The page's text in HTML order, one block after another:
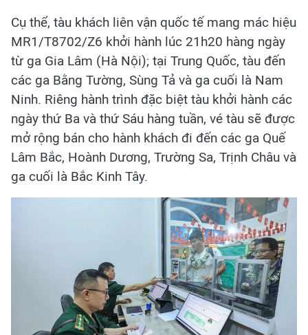
Cụ thể, tàu khách liên vận quốc tế mang mác hiệu
MR1/T8702/Z6 khởi hành lúc 21h20 hàng ngày
từ ga Gia Lâm (Hà Nội); tại Trung Quốc, tàu đến
các ga Bằng Tường, Sùng Tả và ga cuối là Nam
Ninh. Riêng hành trình đặc biệt tàu khởi hành các
ngày thứ Ba và thứ Sáu hàng tuần, vé tàu sẽ được
mở rộng bán cho hành khách đi đến các ga Quế
Lâm Bắc, Hoành Dương, Trường Sa, Trịnh Châu và
ga cuối là Bắc Kinh Tây.